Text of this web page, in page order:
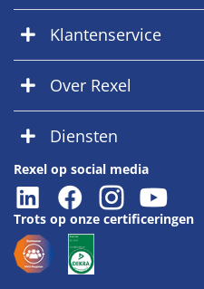
Klantenservice
Over Rexel
Diensten
Rexel op social media
Trots op onze certificeringen